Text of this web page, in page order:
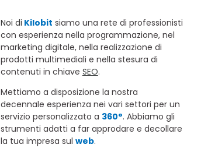
Noi di Kilobit siamo una rete di professionisti
con esperienza nella programmazione, nel
marketing digitale, nella realizzazione di
prodotti multimediali e nella stesura di
contenuti in chiave SEO.
Mettiamo a disposizione la nostra
decennale esperienza nei vari settori per un
servizio personalizzato a 360°. Abbiamo gli
strumenti adatti a far approdare e decollare
la tua impresa sul web.